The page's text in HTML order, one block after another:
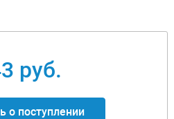
руб.
о поступлении